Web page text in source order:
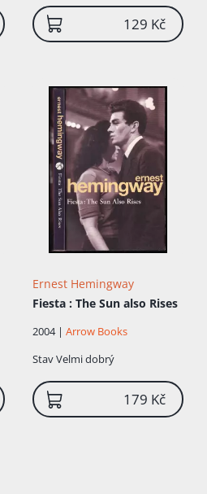
129 Kč
Ernest Hemingway
Fiesta : The Sun also Rises
2004 | Arrow Books
StavVelmi dobrý
179 Kč